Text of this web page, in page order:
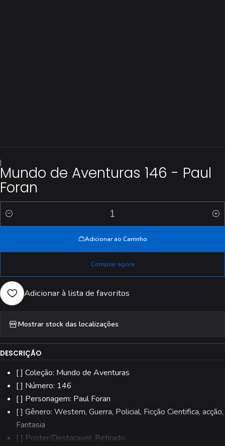
|
Mundo de Aventuras 146 - Paul
Foran
Quantidade
Adicionar ao Carrinho
Comprar agora
Adicionar à lista de favoritos
Mostrar stock das localizações
DESCRIÇÃO
[ ] Coleção: Mundo de Aventuras
[ ] Número: 146
[ ] Personagem: Paul Foran
[ ] Gênero: Western, Guerra, Policial, Ficção Cientifica, acção,
Fantasia
[ ] Poster/Destacavel: Retirado